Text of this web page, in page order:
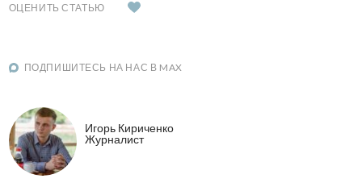
ОЦЕНИТЬ СТАТЬЮ
ПОДПИШИТЕСЬ НА НАС В MAX
Игорь Кириченко
Журналист